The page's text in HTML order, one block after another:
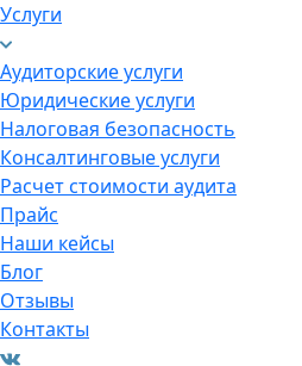
Услуги
Аудиторские услуги
Юридические услуги
Налоговая безопасность
Консалтинговые услуги
Расчет стоимости аудита
Прайс
Наши кейсы
Блог
Отзывы
Контакты